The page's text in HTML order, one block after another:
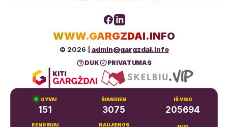
WWW.GARGZDAI.INFO
© 2026 |admin@gargzdai.info
DUK PRIVATUMAS
151 3075 205694